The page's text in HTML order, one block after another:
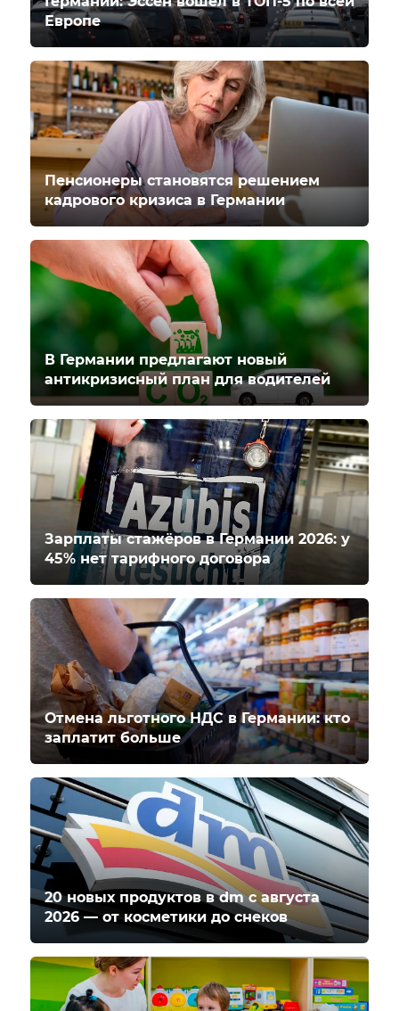
Европе
Пенсионеры становятся решением
кадрового кризиса в Германии
В Германии предлагают новый
антикризисный план для водителей
Зарплаты стажёров в Германии 2026: у
45% нет тарифного договора
Отмена льготного НДС в Германии: кто
заплатит больше
20 новых продуктов в dm с августа
2026 — от косметики до снеков